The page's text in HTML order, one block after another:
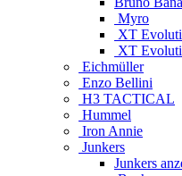
Myro
XT
XT
Eichmüller
Enzo Bellini
H3 TACTICAL
Hummel
Iron Annie
Junkers
Junkers